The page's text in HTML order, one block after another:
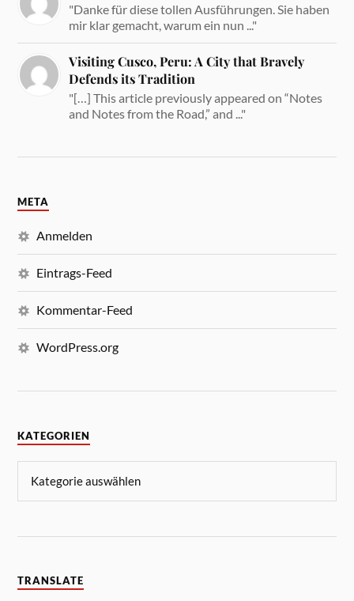
"Danke für diese tollen Ausführungen. Sie haben
mir klar gemacht, warum ein nun ..."
Visiting Cusco, Peru: A City that Bravely
Defends its Tradition
"[…] This article previously appeared on “Notes
and Notes from the Road,” and ..."
META
Anmelden
Eintrags-Feed
Kommentar-Feed
WordPress.org
KATEGORIEN
TRANSLATE